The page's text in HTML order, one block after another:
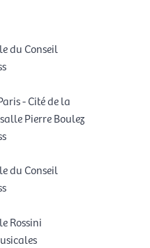
du Conseil
- Cité de la
Pierre Boulez
du Conseil
Rossini